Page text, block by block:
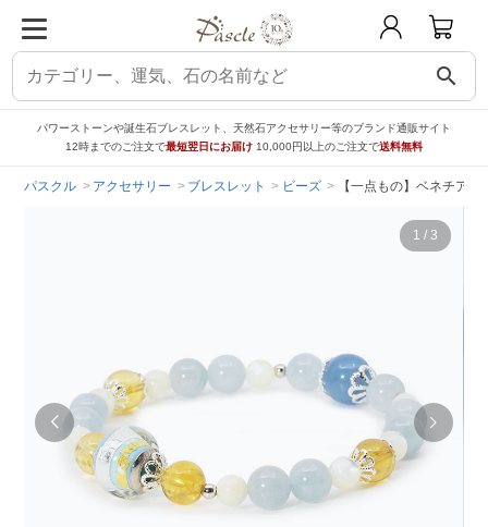
search
パワーストーンや誕生石ブレスレット、天然石アクセサリー等のブランド通販サイト
12時までのご注文で最短翌日にお届け 10,000円以上のご注文で送料無料
パスクル アクセサリー ブレスレット ビーズ 【一点もの】ベネチア
1 / 3